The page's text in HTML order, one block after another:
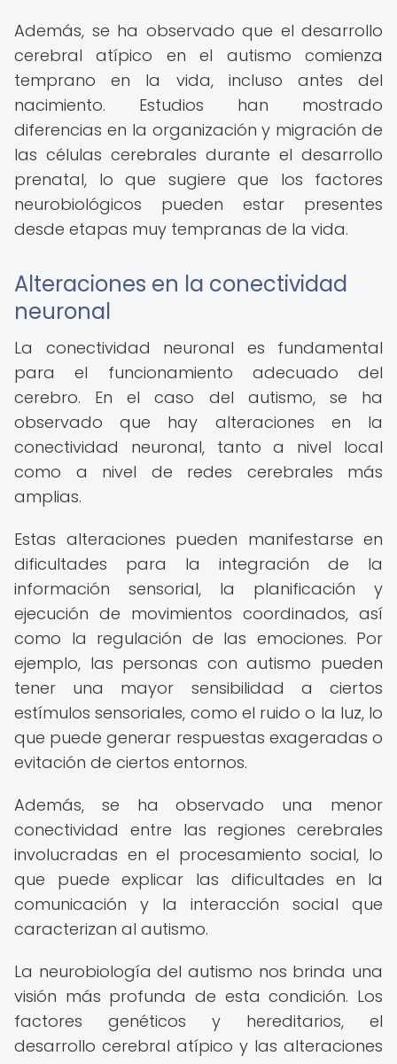
Además, se ha observado que el desarrollo
cerebral atípico en el autismo comienza
temprano en la vida, incluso antes del
nacimiento. Estudios han mostrado
diferencias en la organización y migración de
las células cerebrales durante el desarrollo
prenatal, lo que sugiere que los factores
neurobiológicos pueden estar presentes
desde etapas muy tempranas de la vida.
Alteraciones en la conectividad
neuronal
La conectividad neuronal es fundamental
para el funcionamiento adecuado del
cerebro. En el caso del autismo, se ha
observado que hay alteraciones en la
conectividad neuronal, tanto a nivel local
como a nivel de redes cerebrales más
amplias.
Estas alteraciones pueden manifestarse en
dificultades para la integración de la
información sensorial, la planificación y
ejecución de movimientos coordinados, así
como la regulación de las emociones. Por
ejemplo, las personas con autismo pueden
tener una mayor sensibilidad a ciertos
estímulos sensoriales, como el ruido o la luz, lo
que puede generar respuestas exageradas o
evitación de ciertos entornos.
Además, se ha observado una menor
conectividad entre las regiones cerebrales
involucradas en el procesamiento social, lo
que puede explicar las dificultades en la
comunicación y la interacción social que
caracterizan al autismo.
La neurobiología del autismo nos brinda una
visión más profunda de esta condición. Los
factores genéticos y hereditarios, el
desarrollo cerebral atípico y las alteraciones